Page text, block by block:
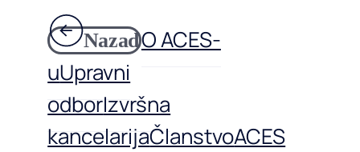
NazadO ACES-
uUpravni
odborIzvršna
kancelarijaČlanstvoACES